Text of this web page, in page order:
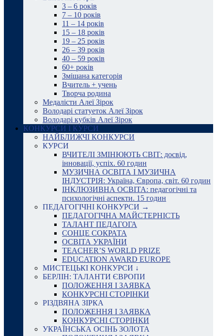
3 – 6 років
7 – 10 років
11 – 14 років
15 – 18 років
19 – 25 років
26 – 39 років
40 – 59 років
60+ років
Змішана категорія
Вчитель + учень
Творча родина
Медалісти Алеї Зірок
Володарі статуеток Алеї Зірок
Володарі кубків Алеї Зірок
КОНКУРСИ І КУРСИ
НАЙБЛИЖЧІ КОНКУРСИ
КУРСИ
ВЧИТЕЛІ ЗМІНЮЮТЬ СВІТ: досвід,
інновації, успіх. 60 годин
МУЗИЧНА ОСВІТА І МУЗИЧНА
ІНДУСТРІЯ: Україна, Європа, світ. 60 годин
ІНКЛЮЗИВНА ОСВІТА: педагогічні та
психологічні аспекти. 15 годин
ПЕДАГОГІЧНІ КОНКУРСИ →
ПЕДАГОГІЧНА МАЙСТЕРНІСТЬ
ТАЛАНТ ПЕДАГОГА
СОНЦЕ СОКРАТА
ОСВІТА УКРАЇНИ
TEACHER’S WORLD PRIZE
EDUCATION AWARD EUROPE
МИСТЕЦЬКІ КОНКУРСИ ↓
БЕРЛІН: ТАЛАНТИ ЄВРОПИ
ПОЛОЖЕННЯ І ЗАЯВКА
КОНКУРСНІ СТОРІНКИ
РІЗДВЯНА ЗІРКА
ПОЛОЖЕННЯ І ЗАЯВКА
КОНКУРСНІ СТОРІНКИ
УКРАЇНСЬКА ОСІНЬ ЗОЛОТА